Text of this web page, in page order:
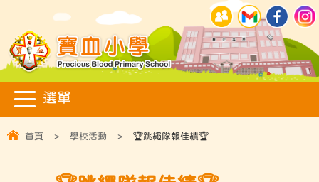
首頁 > 學校活動 > 🏆跳繩隊報佳績🏆